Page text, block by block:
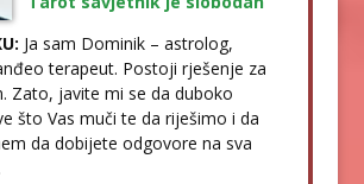
Ja sam Dominik – astrolog,
terapeut. Postoji rješenje za
Zato, javite mi se da duboko
što Vas muči te da riješimo i da
da dobijete odgovore na sva